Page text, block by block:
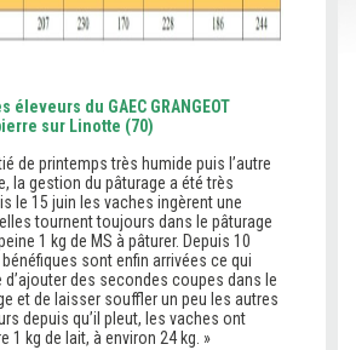
éleveurs du GAEC GRANGEOT
sur Linotte (70)
de printemps très humide puis l’autre
la gestion du pâturage a été très
le 15 juin les vaches ingèrent une
tournent toujours dans le pâturage
1 kg de MS à pâturer. Depuis 10
sont enfin arrivées ce qui
d’ajouter des secondes coupes dans le
et de laisser souffler un peu les autres
depuis qu’il pleut, les vaches ont
1 kg de lait, à environ 24 kg. »